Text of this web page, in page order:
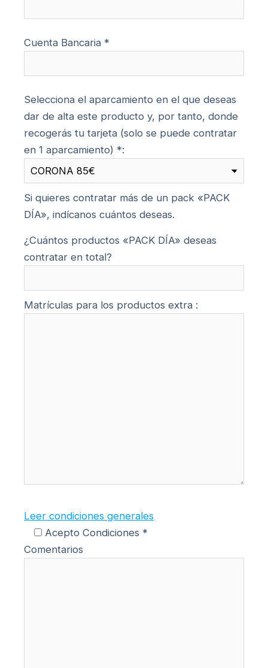
Cuenta Bancaria *
Selecciona el aparcamiento en el que deseas
dar de alta este producto y, por tanto, donde
recogerás tu tarjeta (solo se puede contratar
en 1 aparcamiento) *:
Si quieres contratar más de un pack «PACK
DÍA», indícanos cuántos deseas.
¿Cuántos productos «PACK DÍA» deseas
contratar en total?
Matrículas para los productos extra :
Leer condiciones generales
Acepto Condiciones *
Comentarios